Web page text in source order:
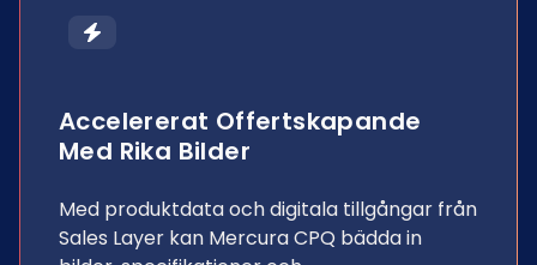
Accelererat Offertskapande
Med Rika Bilder
Med produktdata och digitala tillgångar från
Sales Layer kan Mercura CPQ bädda in